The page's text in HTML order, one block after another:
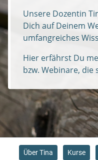
Unsere Dozentin
Dich auf Deinem
umfangreiches
Hier erfährst Du
bzw. Webinare, die
Über Tina Kurse